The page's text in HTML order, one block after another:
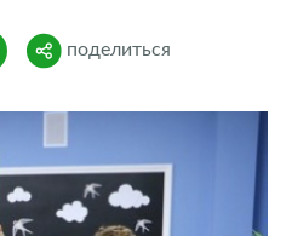
Поделиться
поделиться